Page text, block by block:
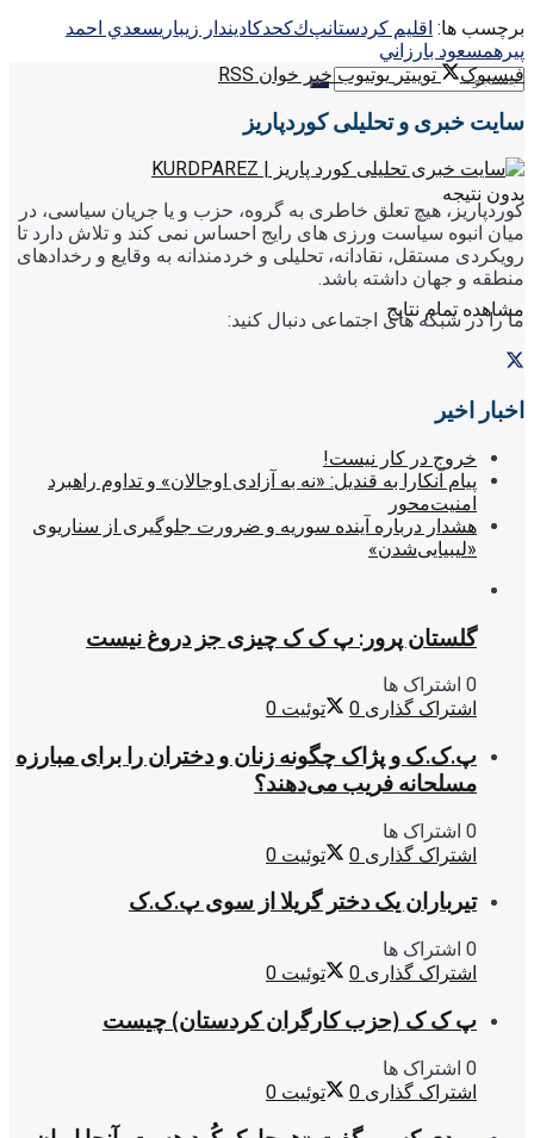
بدون نتیجه
مشاهده تمام نتایج
برچسب ها: اقليم كردستانپ‌ك‌كحدكاديندار زيباريسعدي احمد
پيرهمسعود بارزاني
فیسبوک
توییتر یوتیوب خبر خوان RSS
سایت خبری و تحلیلی کوردپاریز
کوردپاریز، هیچ تعلق خاطری به گروه، حزب و یا جریان سیاسی، در
میان انبوه سیاست ورزی های رایج احساس نمی کند و تلاش دارد تا
رویکردی مستقل، نقادانه، تحلیلی و خردمندانه به وقایع و رخدادهای
منطقه و جهان داشته باشد.
ما را در شبکه های اجتماعی دنبال کنید:
اخبار اخیر
خروج در کار نیست!
پیام آنکارا به قندیل: «نه به آزادی اوجالان» و تداوم راهبرد
امنیت‌محور
هشدار درباره آینده سوریه و ضرورت جلوگیری از سناریوی
«لیبیایی‌شدن»
گلستان پرور: پ ک ک چیزی جز دروغ نیست
0 اشتراک ها
اشتراک گذاری 0 توئیت 0
پ.ک.ک و پژاک چگونه زنان و دختران را برای مبارزه
مسلحانه فریب می‌دهند؟
0 اشتراک ها
اشتراک گذاری 0 توئیت 0
تیرباران یک دختر گریلا از سوی پ.ک.ک
0 اشتراک ها
اشتراک گذاری 0 توئیت 0
پ ک ک (حزب کارگران کردستان) چیست
0 اشتراک ها
اشتراک گذاری 0 توئیت 0